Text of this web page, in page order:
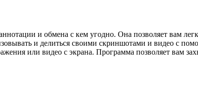
и обмена с кем угодно. Она позволяет вам
и делиться своими скриншотами и видео с
или видео с экрана. Программа позволяет вам